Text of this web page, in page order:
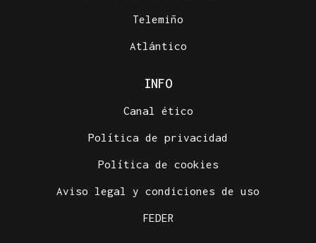
Telemiño
Atlántico
INFO
Canal ético
Política de privacidad
Política de cookies
Aviso legal y condiciones de uso
FEDER